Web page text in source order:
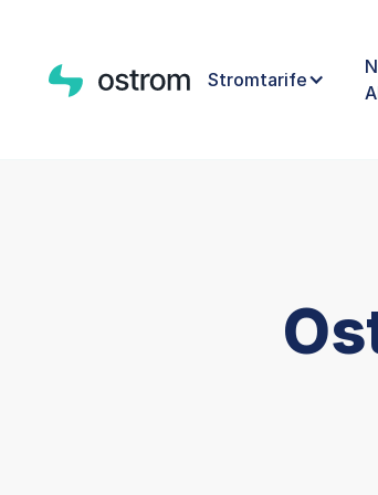
Stromtarife